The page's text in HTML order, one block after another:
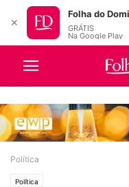
Política
Política
✕
Folha do
GRÁTIS
Na Google Play